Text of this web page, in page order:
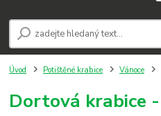
Úvod Potištěné krabice Vánoce
Dortová krabice